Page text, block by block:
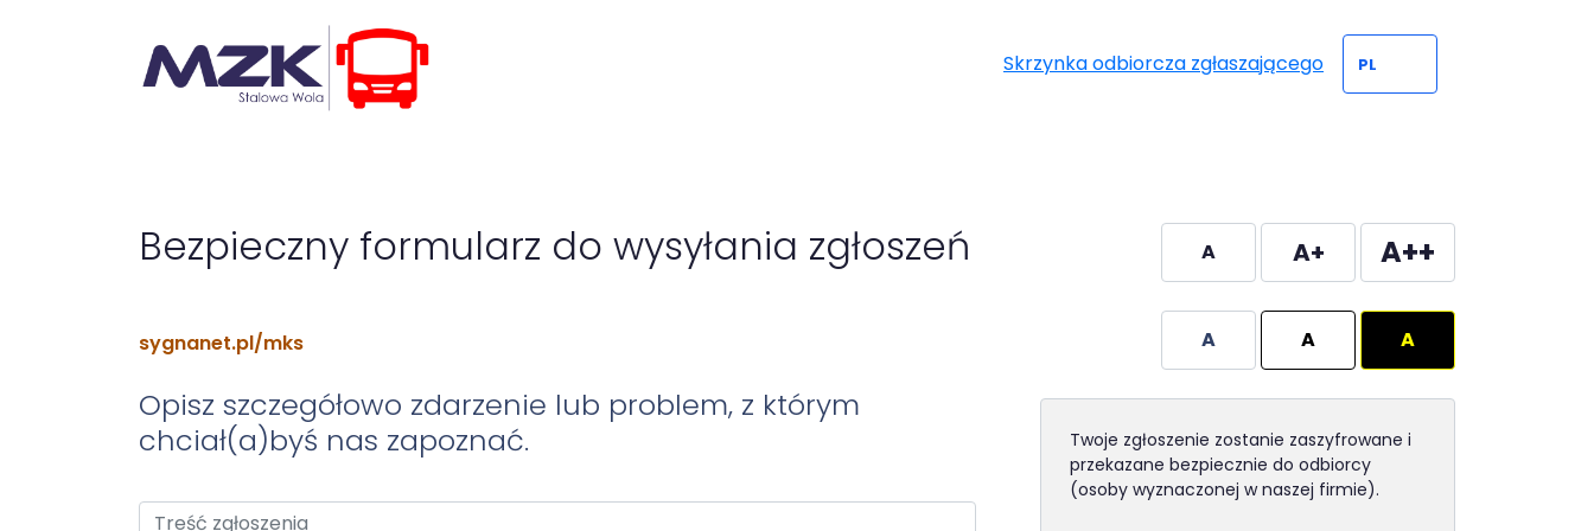
Skrzynka odbiorcza zgłaszającego
Bezpieczny formularz do wysyłania zgłoszeń
sygnanet.pl/mks
Opisz szczegółowo zdarzenie lub problem, z którym
chciał(a)byś nas zapoznać.
Treść zgłoszenia
A A+ A++
A A A
Twoje zgłoszenie zostanie zaszyfrowane i
przekazane bezpiecznie do odbiorcy
(osoby wyznaczonej w naszej firmie).